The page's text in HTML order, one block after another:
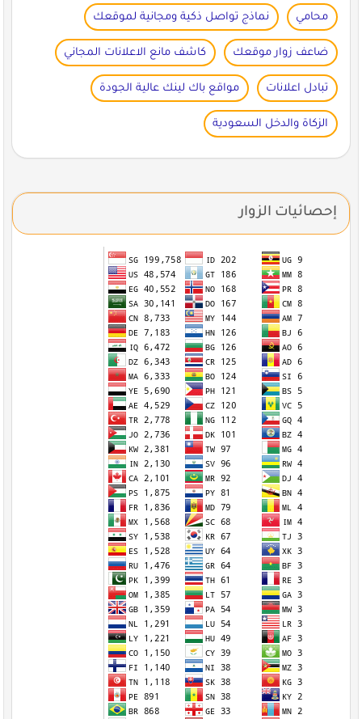
محامي نماذج تواصل ذكية ومجانية لموقعك
ضاعف زوار موقعك كاشف مانع الاعلانات المجاني
تبادل اعلانات مواقع باك لينك عالية الجودة
الزكاة والدخل السعودية
إحصائيات الزوار